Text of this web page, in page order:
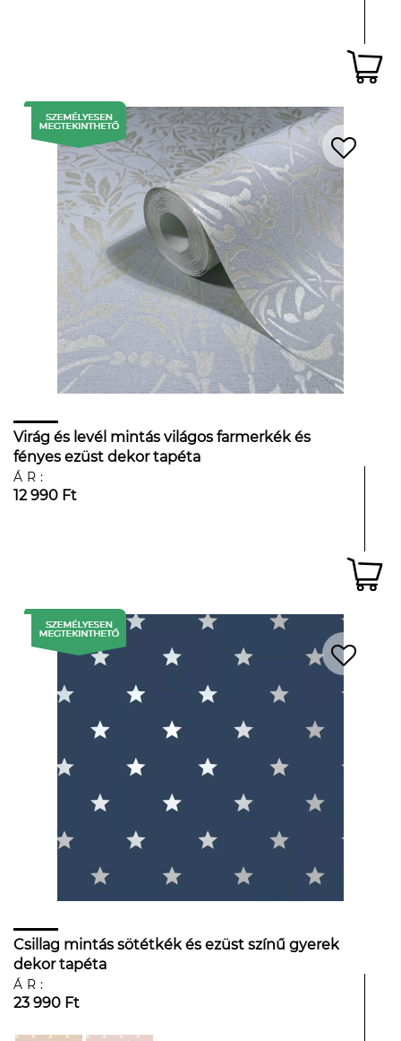
Virág és levél mintás világos farmerkék és
fényes ezüst dekor tapéta
ÁR:
12 990 Ft
Csillag mintás sötétkék és ezüst színű gyerek
dekor tapéta
ÁR:
23 990 Ft